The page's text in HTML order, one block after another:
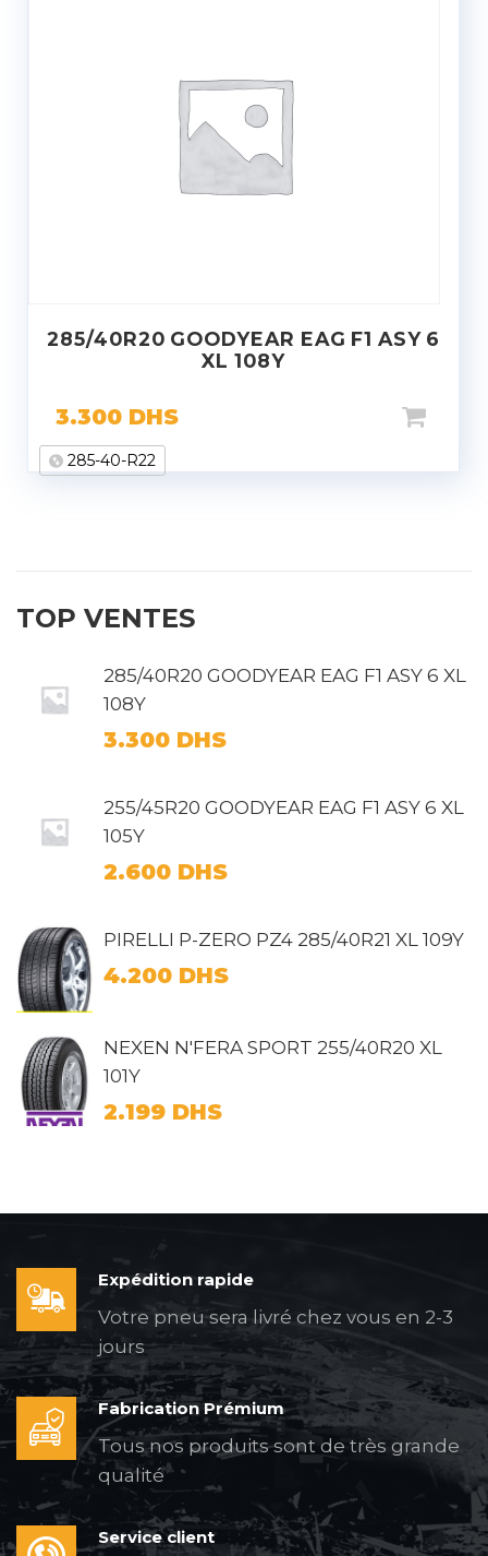
285/40R20 GOODYEAR EAG F1 ASY 6
XL 108Y
3.300 DHS
285-40-R22
TOP VENTES
285/40R20 GOODYEAR EAG F1 ASY 6 XL
108Y
3.300 DHS
255/45R20 GOODYEAR EAG F1 ASY 6 XL
105Y
2.600 DHS
PIRELLI P-ZERO PZ4 285/40R21 XL 109Y
4.200 DHS
NEXEN N'FERA SPORT 255/40R20 XL
101Y
2.199 DHS
Expédition rapide
Votre pneu sera livré chez vous en 2-3
jours
Fabrication Prémium
Tous nos produits sont de très grande
qualité
Service client